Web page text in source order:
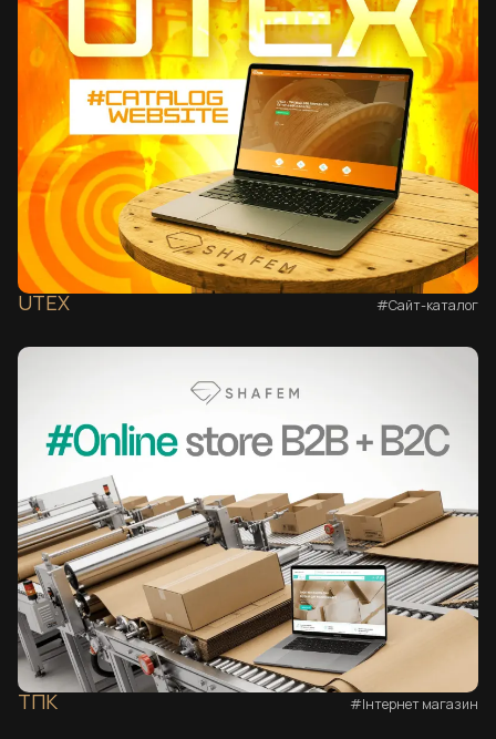
UTEX #Сайт-каталог
ТПК #Інтернет магазин